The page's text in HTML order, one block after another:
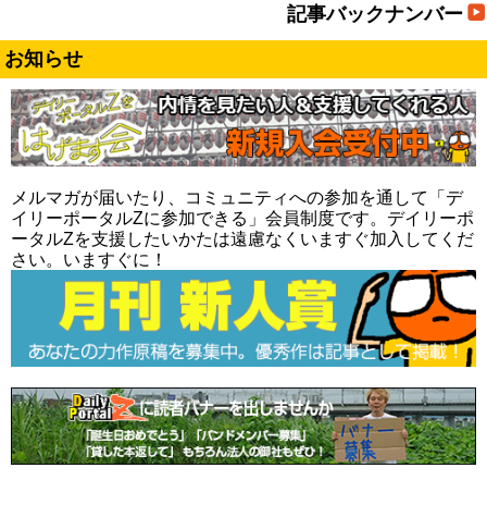
記事バックナンバー
お知らせ
メルマガが届いたり、コミュニティへの参加を通して「デ
イリーポータルZに参加できる」会員制度です。デイリーポ
ータルZを支援したいかたは遠慮なくいますぐ加入してくだ
さい。いますぐに！